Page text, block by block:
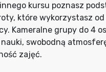
kursu poznasz
które wykorzystasz
Kameralne grupy do 4
swobodną
zajęć.